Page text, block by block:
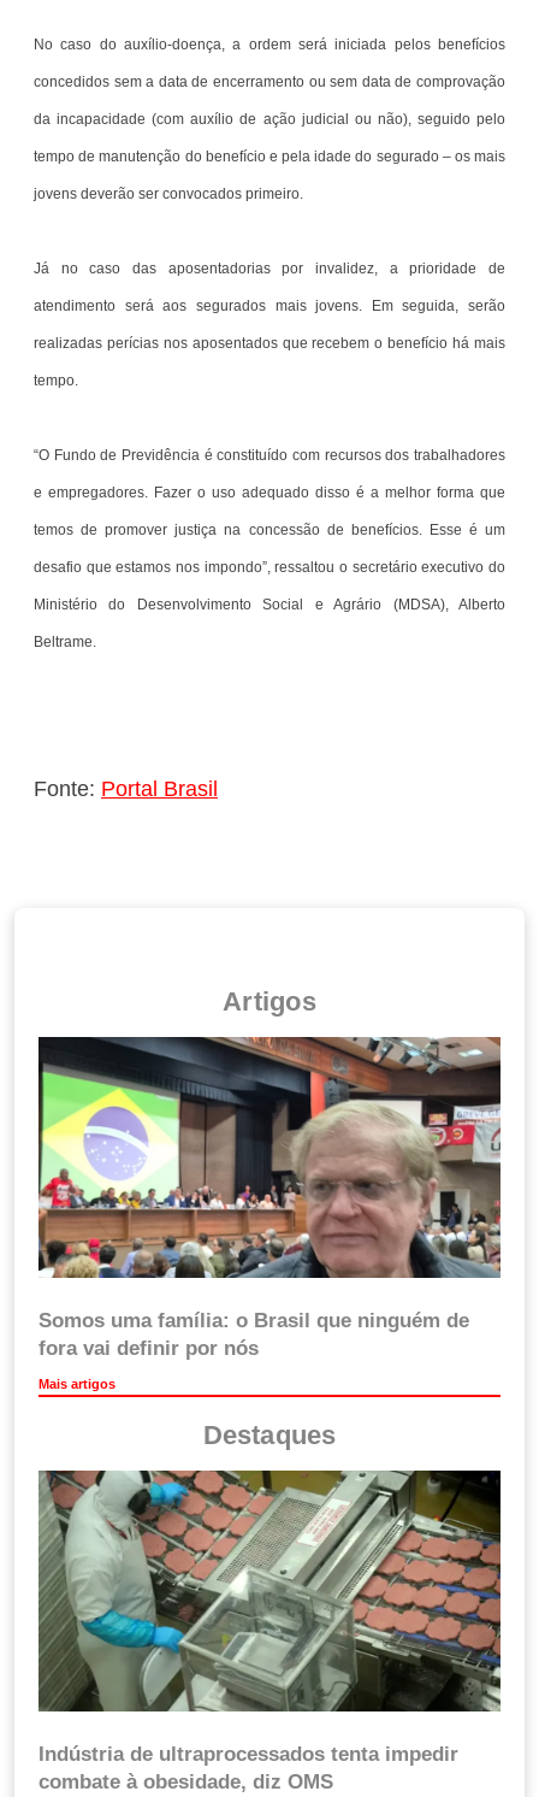
No caso do auxílio-doença, a ordem será iniciada pelos benefícios
concedidos sem a data de encerramento ou sem data de comprovação
da incapacidade (com auxílio de ação judicial ou não), seguido pelo
tempo de manutenção do benefício e pela idade do segurado – os mais
jovens deverão ser convocados primeiro.
Já no caso das aposentadorias por invalidez, a prioridade de
atendimento será aos segurados mais jovens. Em seguida, serão
realizadas perícias nos aposentados que recebem o benefício há mais
tempo.
“O Fundo de Previdência é constituído com recursos dos trabalhadores
e empregadores. Fazer o uso adequado disso é a melhor forma que
temos de promover justiça na concessão de benefícios. Esse é um
desafio que estamos nos impondo”, ressaltou o secretário executivo do
Ministério do Desenvolvimento Social e Agrário (MDSA), Alberto
Beltrame.
Fonte: Portal Brasil
Artigos
Somos uma família: o Brasil que ninguém de
fora vai definir por nós
Mais artigos
Destaques
Indústria de ultraprocessados tenta impedir
combate à obesidade, diz OMS